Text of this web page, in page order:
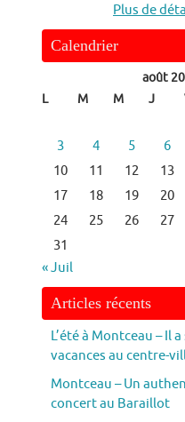
Plus de
Calendrier
août
L
M M J
3
4 5 6
10
11 12 13
17
18 19 20
24
25 26 27
31
« Juil
Articles récents
L’été à Montceau – Il
vacances au centre-
Montceau – Un
concert au Baraillot